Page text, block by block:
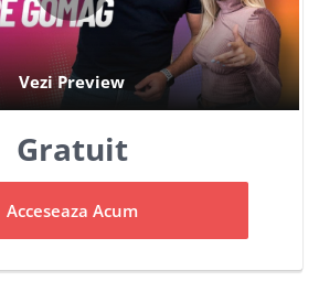
Gratuit
Acceseaza Acum